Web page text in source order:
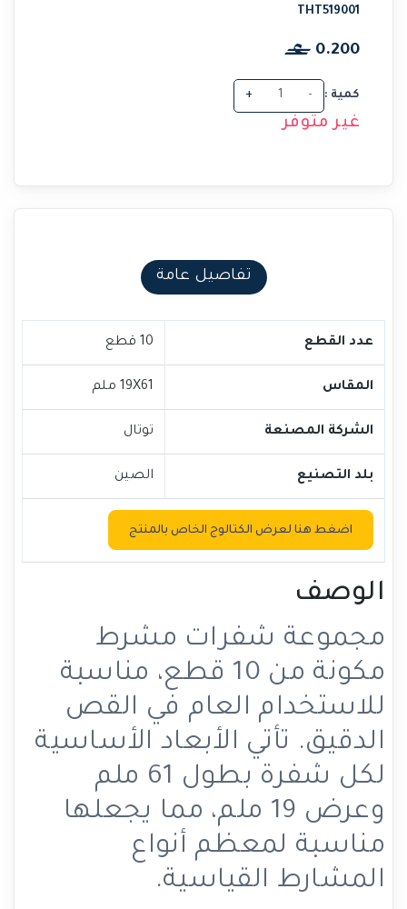
THT519001
0.200
كمية : -
+
غير متوفر
تفاصيل عامة
عدد القطع 10 قطع
المقاس 19X61 ملم
الشركة المصنعة توتال
بلد التصنيع الصين
اضغط هنا لعرض الكتالوج الخاص بالمنتج
الوصف
مجموعة شفرات مشرط
مكونة من 10 قطع، مناسبة
للاستخدام العام في القص
الدقيق. تأتي الأبعاد الأساسية
لكل شفرة بطول 61 ملم
وعرض 19 ملم، مما يجعلها
مناسبة لمعظم أنواع
المشارط القياسية.